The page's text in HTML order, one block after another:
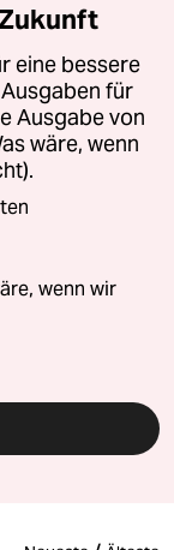
eine bessere
für
Ausgabe von
wäre, wenn
wenn wir